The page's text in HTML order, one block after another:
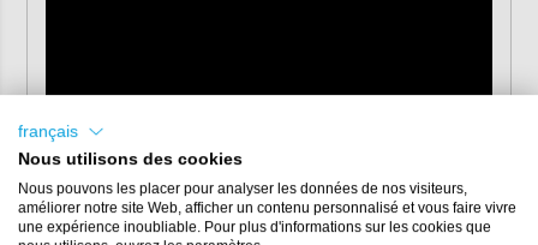
français
Nous utilisons des cookies
Nous pouvons les placer pour analyser les données de nos visiteurs,
améliorer notre site Web, afficher un contenu personnalisé et vous faire vivre
une expérience inoubliable. Pour plus d'informations sur les cookies que